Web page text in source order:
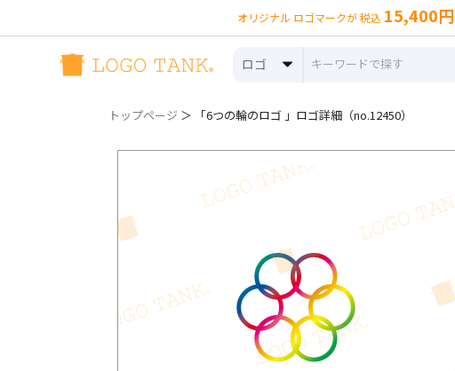
オリジナル ロゴマークが 税込 15,400円
ロゴ
トップページ ＞ 「6つの輪のロゴ 」ロゴ詳細（no.12450）